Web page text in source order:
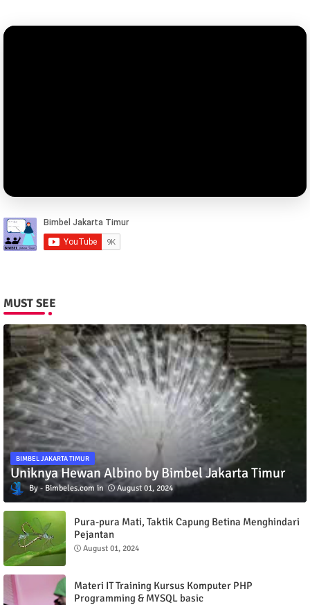
MUST SEE
BIMBEL JAKARTA TIMUR
Uniknya Hewan Albino by Bimbel Jakarta Timur
Bimbeles.com August 01, 2024
Pura-pura Mati, Taktik Capung Betina Menghindari
Pejantan
August 01, 2024
Materi IT Training Kursus Komputer PHP
Programming & MYSQL basic